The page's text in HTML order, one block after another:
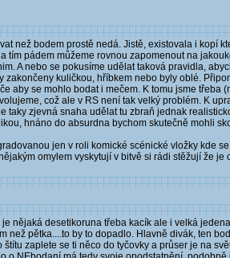
než bodem prostě nedá. Jistě, existovala i kopí
pádem můžeme rovnou zapomenout na
A nebo se pokusíme udělat taková pravidla,
kuličkou, hříbkem nebo byly oblé.
se mohlo bodat i mečem. K tomu jsme třeba
což ale v RS není tak velký problém. K
zjevná snaha udělat tu zbraň jednak
hnáno do absurdna bychom skutečně mohli
jen v roli komické scénické vložky kde
omylem vyskytují v bitvě si rádi stěžují že je
nějaká desetikoruna třeba kacík ale i velká
pětka....to by to dopadlo. Hlavně divák, ten
zaplete se ti něco do tyčovky a průser je na